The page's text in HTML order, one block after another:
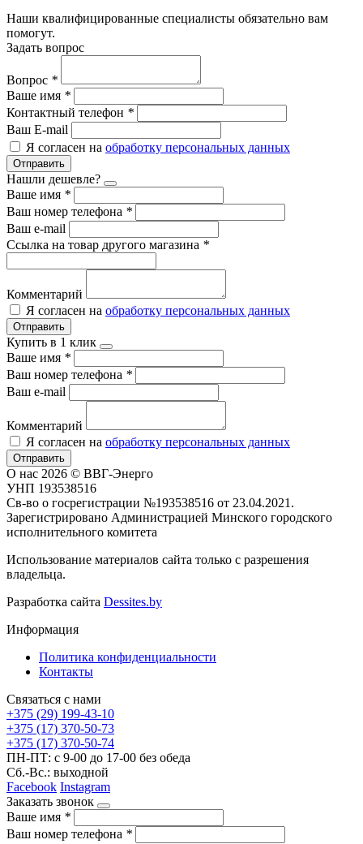
Наши квалифицированные специалисты обязательно вам
помогут.
Задать вопрос
Вопрос *
Ваше имя *
Контактный телефон *
Ваш E-mail
Я согласен на обработку персональных данных
Отправить
Нашли дешевле?
Ваше имя *
Ваш номер телефона *
Ваш e-mail
Ссылка на товар другого магазина *
Комментарий
Я согласен на обработку персональных данных
Отправить
Купить в 1 клик
Ваше имя *
Ваш номер телефона *
Ваш e-mail
Комментарий
Я согласен на обработку персональных данных
Отправить
О нас 2026 © ВВГ-Энерго
УНП 193538516
Св-во о госрегистрации №193538516 от 23.04.2021.
Зарегистрировано Администрацией Минского городского
исполнительного комитета
Использование материалов сайта только с разрешения
владельца.
Разработка сайта Dessites.by
Информация
Политика конфиденциальности
Контакты
Связаться с нами
+375 (29) 199-43-10
+375 (17) 370-50-73
+375 (17) 370-50-74
ПН-ПТ: с 9-00 до 17-00 без обеда
Сб.-Вс.: выходной
Facebook Instagram
Заказать звонок
Ваше имя *
Ваш номер телефона *